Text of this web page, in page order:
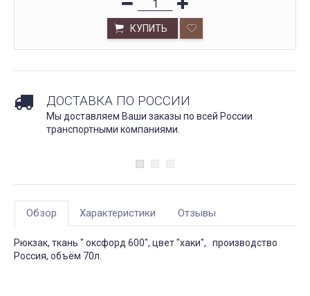
КУПИТЬ
ДОСТАВКА ПО РОССИИ
Мы доставляем Ваши заказы по всей России
транспортными компаниями.
Обзор Характеристики Отзывы
Рюкзак, ткань " оксфорд 600", цвет "хаки", производство
Россия, объём 70л.